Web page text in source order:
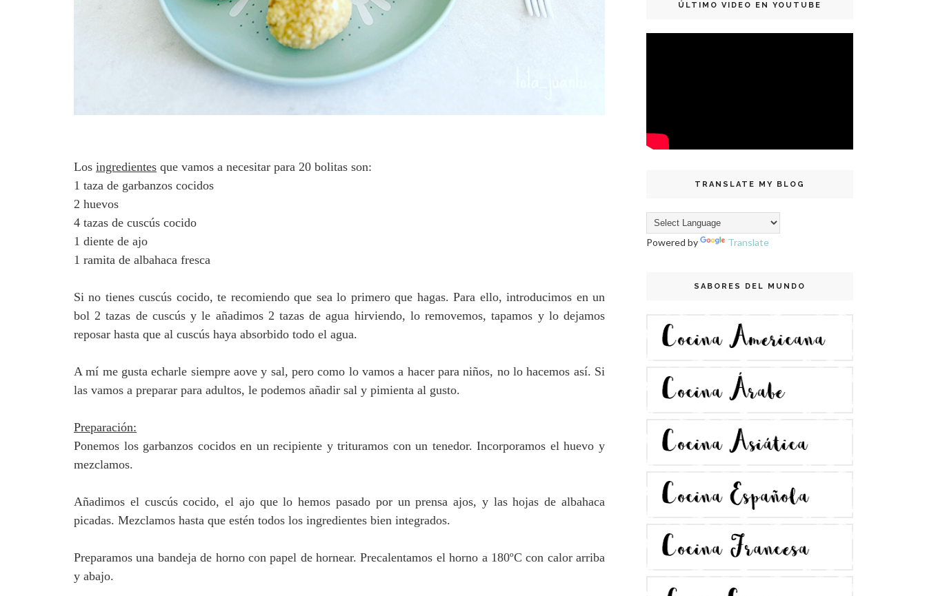
Los ingredientes que vamos a necesitar para 20 bolitas son:
1 taza de garbanzos cocidos
2 huevos
4 tazas de cuscús cocido
1 diente de ajo
1 ramita de albahaca fresca
Si no tienes cuscús cocido, te recomiendo que sea lo primero que hagas. Para ello, introducimos en un
bol 2 tazas de cuscús y le añadimos 2 tazas de agua hirviendo, lo removemos, tapamos y lo dejamos
reposar hasta que al cuscús haya absorbido todo el agua.
A mí me gusta echarle siempre aove y sal, pero como lo vamos a hacer para niños, no lo hacemos así. Si
las vamos a preparar para adultos, le podemos añadir sal y pimienta al gusto.
Preparación:
Ponemos los garbanzos cocidos en un recipiente y trituramos con un tenedor. Incorporamos el huevo y
mezclamos.
Añadimos el cuscús cocido, el ajo que lo hemos pasado por un prensa ajos, y las hojas de albahaca
picadas. Mezclamos hasta que estén todos los ingredientes bien integrados.
Preparamos una bandeja de horno con papel de hornear. Precalentamos el horno a 180ºC con calor arriba
y abajo.
ÚLTIMO VIDEO EN YOUTUBE
TRANSLATE MY BLOG
Powered by Translate
SABORES DEL MUNDO